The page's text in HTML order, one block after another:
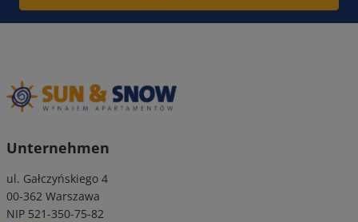
Unternehmen
ul. Gałczyńskiego 4
00-362 Warszawa
NIP 521-350-75-82